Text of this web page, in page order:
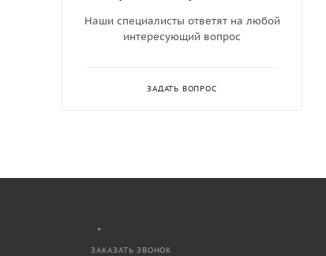
Наши специалисты ответят на любой
интересующий вопрос
ЗАДАТЬ ВОПРОС
ЗАКАЗАТЬ ЗВОНОК